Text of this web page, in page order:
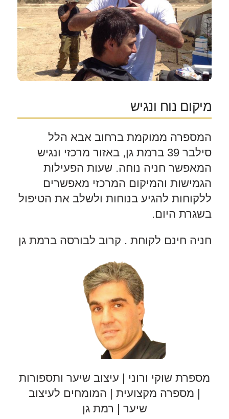
מיקום נוח ונגיש
המספרה ממוקמת ברחוב אבא הלל
סילבר 39 ברמת גן, באזור מרכזי ונגיש
המאפשר חניה נוחה. שעות הפעילות
הגמישות והמיקום המרכזי מאפשרים
ללקוחות להגיע בנוחות ולשלב את הטיפול
בשגרת היום.
חניה חינם לקוחת . קרוב לבורסה ברמת גן
מספרת שוקי ורוני | עיצוב שיער ותספורות
| מספרה מקצועית | המומחים לעיצוב
שיער | רמת גן